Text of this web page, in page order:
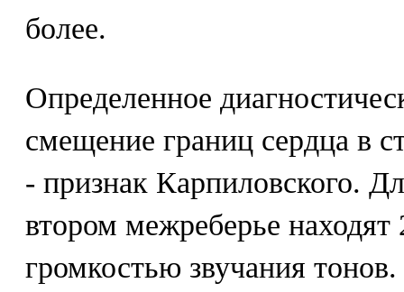
более.
Определенное
смещение границ сердца в
- признак Карпиловского.
втором межреберье находят
громкостью звучания